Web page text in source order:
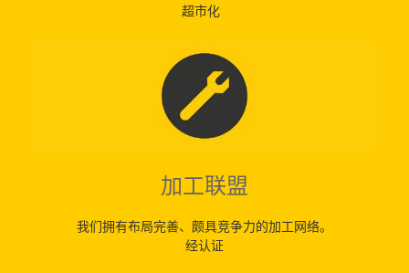
超市化
加工联盟
我们拥有布局完善、颇具竞争力的加工网络。
经认证